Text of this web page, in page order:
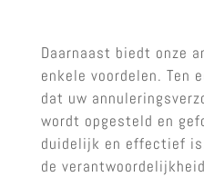
Daarnaast biedt onze
enkele voordelen. Ten
dat uw
wordt opgesteld en
duidelijk en effectief
de